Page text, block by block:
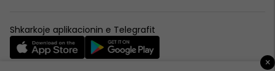
Shkarkoje aplikacionin e Telegrafit
×